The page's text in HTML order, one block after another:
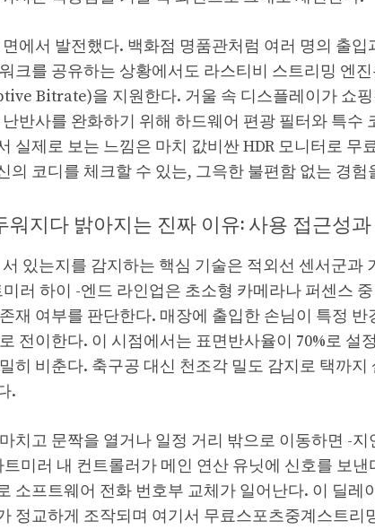
에서 발전했다. 백화점 명품관처럼 여러 명의 출
크를 공유하는 상황에서도 라스티비 스트리밍 엔
Bitrate)을 지원한다. 거울 속 디스플레이가 쇼
반사를 완화하기 위해 하드웨어 편광 필터와 특수
실제로 보는 느낌은 마치 값비싼 HDR 모니터로 무
의 코디를 체크할 수 있는, 그윽한 불편함 없는 경험
워지다 밝아지는 진짜 이유: 사용 접근성
있는지를 감지하는 핵심 기술은 적외선 센서군과
러 하이 -엔드 라인업은 초소형 카메라나 퍼센스
재 여부를 판단한다. 매장에 출입한 손님이 특정
전이한다. 이 시점에서는 표면반사율이 70%로 설
히 비춘다. 축구공 대신 천조각 밀도 감지로 택까
.
치고 문짝을 열거나 일정 거리 밖으로 이동하면 -지
미러 내 컨트롤러가 메인 연산 유닛에 신호를 보낸
소프트웨어 전화 번호부 교체가 일어난다. 이 딜레
정교하게 조작되며 여기서 무료스포츠중계스트리